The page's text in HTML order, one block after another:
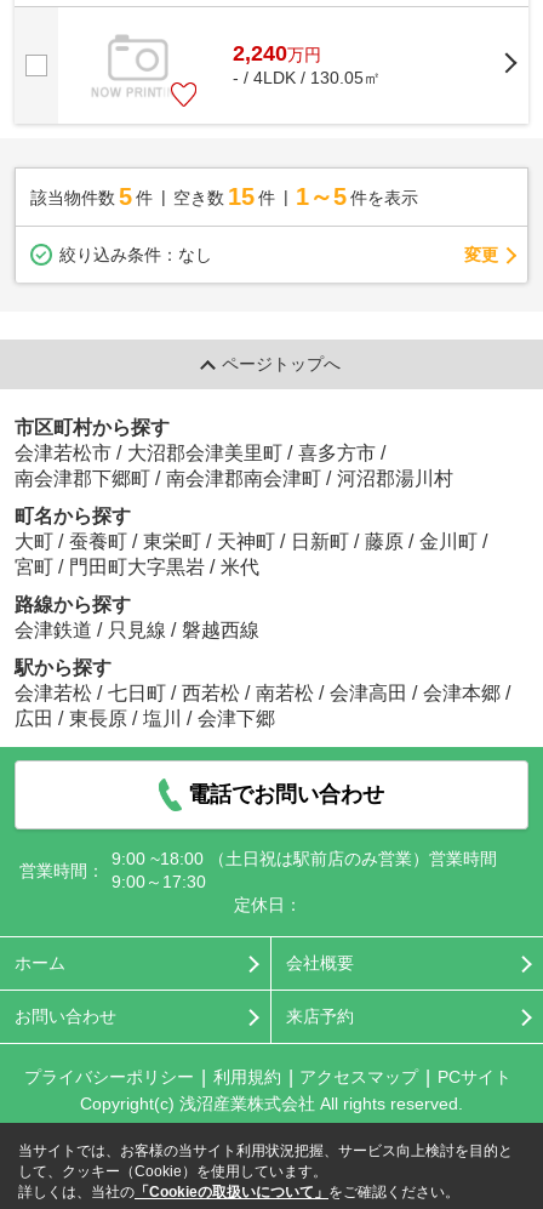
2,240万円
- / 4LDK / 130.05㎡
該当物件数 5件 空き数 15 件 1～5 件を表示
絞り込み条件： なし 変更
ページトップへ
市区町村から探す
会津若松市 / 大沼郡会津美里町 / 喜多方市 /
南会津郡下郷町 / 南会津郡南会津町 / 河沼郡湯川村
町名から探す
大町 / 蚕養町 / 東栄町 / 天神町 / 日新町 / 藤原 / 金川町 /
宮町 / 門田町大字黒岩 / 米代
路線から探す
会津鉄道 / 只見線 / 磐越西線
駅から探す
会津若松 / 七日町 / 西若松 / 南若松 / 会津高田 / 会津本郷 /
広田 / 東長原 / 塩川 / 会津下郷
電話でお問い合わせ
営業時間：
9:00 ~18:00 （土日祝は駅前店のみ営業）営業時間
9:00～17:30
定休日：
ホーム 会社概要
お問い合わせ 来店予約
プライバシーポリシー 利用規約 アクセスマップ
PCサイト
Copyright(c) 浅沼産業株式会社 All rights reserved.
当サイトでは、お客様の当サイト利用状況把握、サービス向上検討を目的と
して、クッキー（Cookie）を使用しています。
詳しくは、当社の 「Cookieの取扱いについて」 をご確認ください。